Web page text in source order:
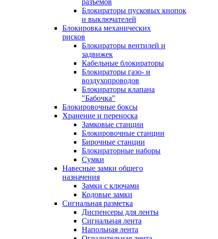
разъемов
Блокираторы пусковых кнопок
и выключателей
Блокировка механических
рисков
Блокираторы вентилей и
задвижек
Кабельные блокираторы
Блокираторы газо- и
воздухопроводов
Блокираторы клапана
"Бабочка"
Блокировочные боксы
Хранение и переноска
Замковые станции
Блокировочные станции
Бирочные станции
Блокираторные наборы
Сумки
Навесные замки общего
назначения
Замки с ключами
Кодовые замки
Сигнальная разметка
Диспенсеры для ленты
Сигнальная лента
Напольная лента